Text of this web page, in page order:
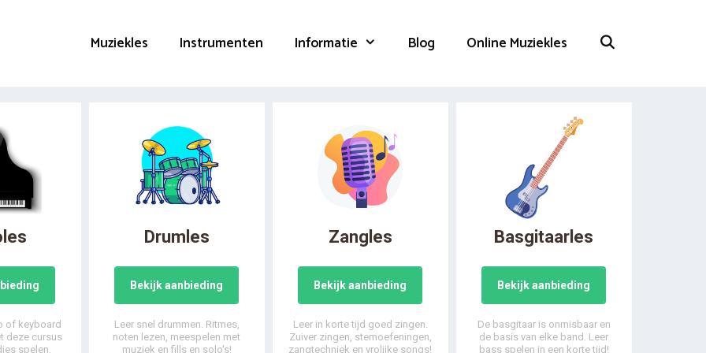
Muziekles Instrumenten Informatie Blog Online Muziekles
of keyboard
deze cursus
spelen.
Drumles
Bekijk aanbieding
Leer snel drummen. Ritmes,
noten lezen, meespelen met
muziek en fills en solo's!
Zangles
Bekijk aanbieding
Leer in korte tijd goed zingen.
Zuiver zingen, stemoefeningen,
zangtechniek en vrolijke songs!
Basgitaarles
Bekijk aanbieding
De basgitaar is onmisbaar en
de basis van elke band. Leer
bass spelen in een korte tijd!